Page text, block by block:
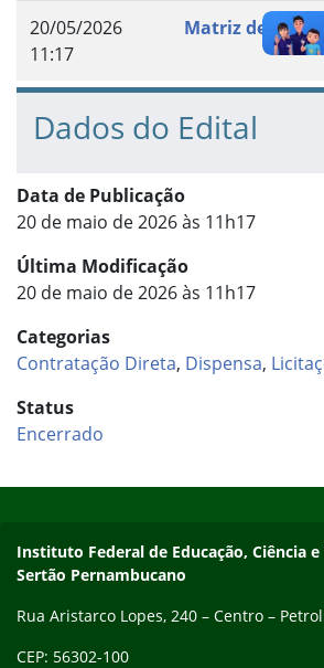
20/05/2026
11:17
Matriz de risco
Dados do Edital
Data de Publicação
20 de maio de 2026 às 11h17
Última Modificação
20 de maio de 2026 às 11h17
Categorias
Contratação Direta, Dispensa,
Status
Encerrado
Endereço
Instituto Federal de Educação, Ciência
Sertão Pernambucano
Rua Aristarco Lopes, 240 – Centro –
CEP: 56302-100